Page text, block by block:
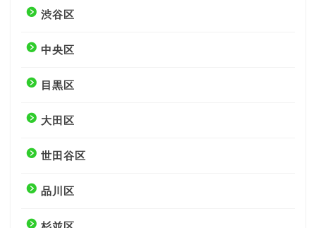
渋谷区
中央区
目黒区
大田区
世田谷区
品川区